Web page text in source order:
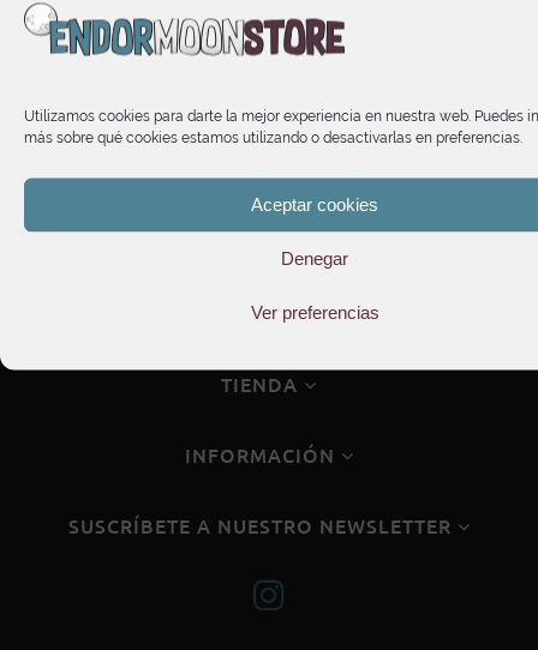
Utilizamos cookies para darte la mejor experiencia en nuestra web. Puedes
más sobre qué cookies estamos utilizando o desactivarlas en preferencias.
Aceptar cookies
Denegar
Ver preferencias
HORARIO DE ATENCIÓN
TIENDA
INFORMACIÓN
SUSCRÍBETE A NUESTRO NEWSLETTER